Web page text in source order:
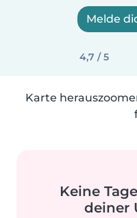
Melde
4,7 / 5
Karte
Keine
deiner